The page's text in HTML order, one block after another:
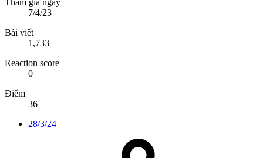
Tham gia ngày
7/4/23
Bài viết
1,733
Reaction score
0
Điểm
36
28/3/24